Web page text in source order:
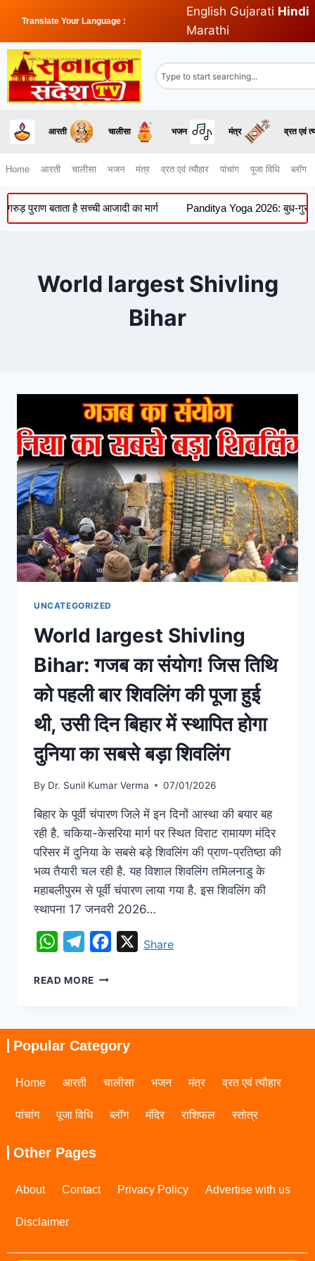
Translate Your Language :
English Gujarati Hindi
Marathi
आरती चालीसा भजन मंत्र व्रत एवं
Home आरती चालीसा भजन मंत्र व्रत एवं त्यौहार पांचांग पूजा विधि ब्लॉग
बताता है सच्ची आजादी का मार्ग Panditya Yoga 2026: बुध-गुरु की
World largest Shivling
Bihar
UNCATEGORIZED
World largest Shivling
Bihar: गजब का संयोग! जिस तिथि
को पहली बार शिवलिंग की पूजा हुई
थी, उसी दिन बिहार में स्थापित होगा
दुनिया का सबसे बड़ा शिवलिंग
By Dr. Sunil Kumar Verma 07/01/2026
बिहार के पूर्वी चंपारण जिले में इन दिनों आस्था की बयार बह
रही है. चकिया-केसरिया मार्ग पर स्थित विराट रामायण मंदिर
परिसर में दुनिया के सबसे बड़े शिवलिंग की प्राण-प्रतिष्ठा की
भव्य तैयारी चल रही है. यह विशाल शिवलिंग तमिलनाडु के
महाबलीपुरम से पूर्वी चंपारण लाया गया है. इस शिवलिंग की
स्थापना 17 जनवरी 2026…
WhatsAppTelegramFacebook
XShare
READ MORE
Popular Category
Home आरती चालीसा भजन मंत्र व्रत एवं त्यौहार
पांचांग पूजा विधि ब्लॉग मंदिर राशिफल स्तोत्र
Other Pages
About Contact Privacy Policy Advertise with us
Disclaimer